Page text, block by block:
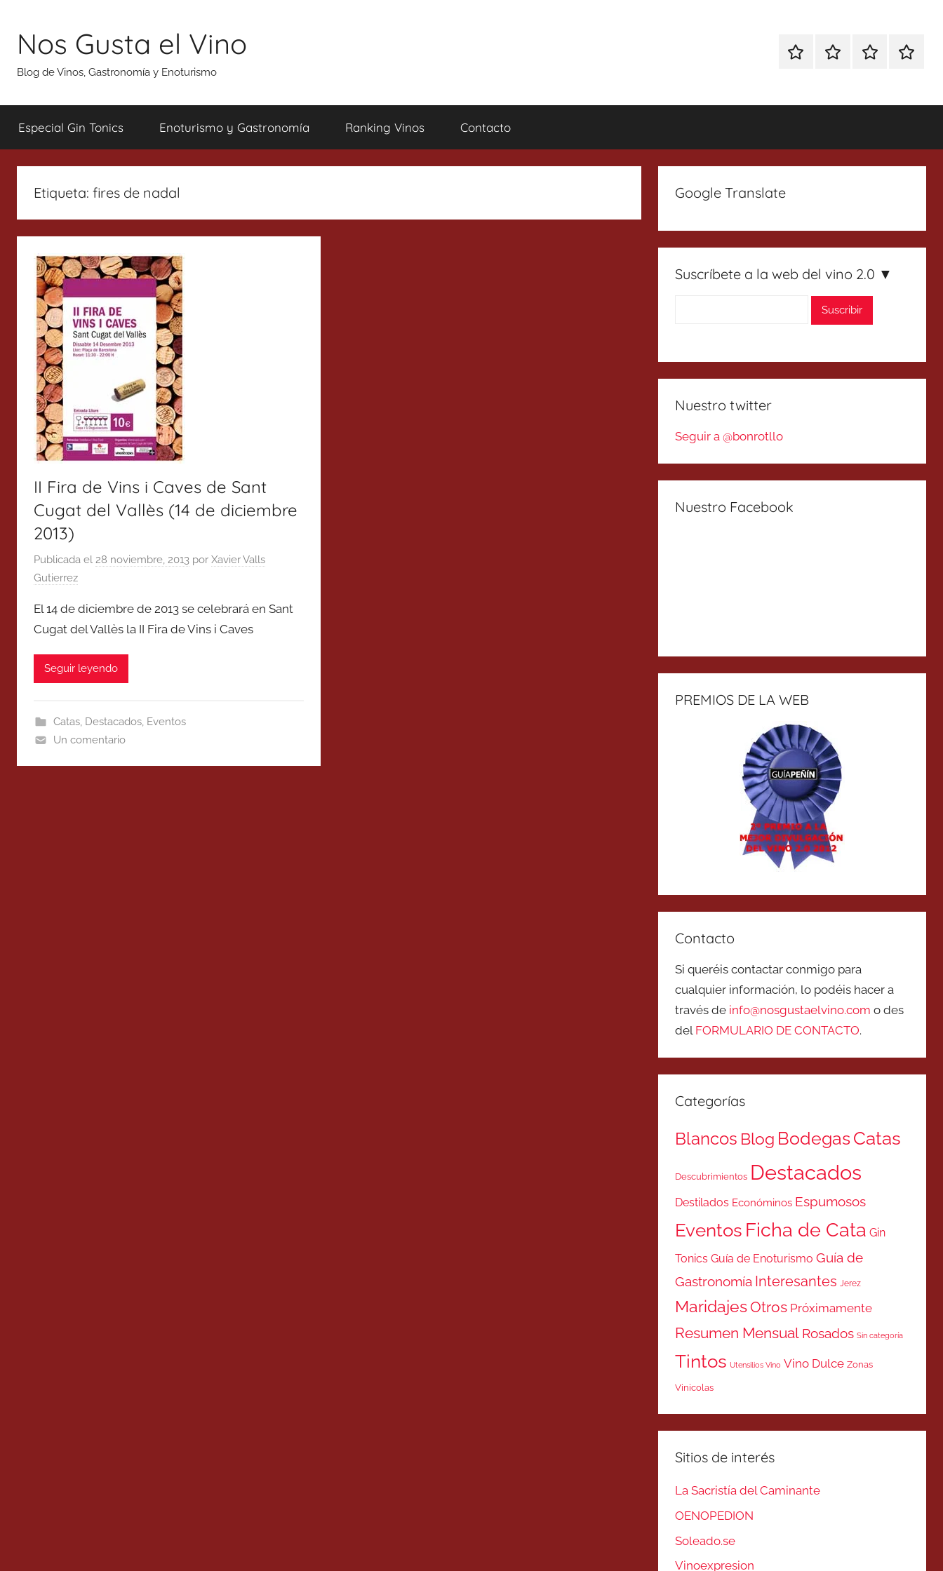
contenido
Nos Gusta el Vino
Blog de Vinos, Gastronomía y Enoturismo
EspecialEnoturismoRanking
Especial Gin Tonics Enoturismo y Gastronomía Ranking Vinos Contacto
Etiqueta: fires de nadal
II Fira de Vins i Caves de Sant
Cugat del Vallès (14 de diciembre
2013)
Publicada el 28 noviembre, 2013 por Xavier Valls
Gutierrez
El 14 de diciembre de 2013 se celebrará en Sant
Cugat del Vallès la II Fira de Vins i Caves
Seguir leyendo
Catas, Destacados, Eventos
Un comentario
Google Translate
Suscríbete a la web del vino 2.0 ▼
Nuestro twitter
Seguir a @bonrotllo
Nuestro Facebook
PREMIOS DE LA WEB
Contacto
Si queréis contactar conmigo para
cualquier información, lo podéis hacer a
través de info@nosgustaelvino.com o des
del FORMULARIO DE CONTACTO.
Categorías
Blancos Blog BodegasCatas
Descubrimientos Destacados
Destilados Económinos Espumosos
Eventos Ficha de Cata Gin
Tonics Guía de Enoturismo Guía de
Gastronomía Interesantes Jerez
MaridajesOtros Próximamente
Resumen Mensual Rosados Sin categoría
Tintos Utensilios Vino Vino Dulce Zonas
Vinicolas
Sitios de interés
La Sacristía del Caminante
OENOPEDION
Soleado.se
Vinoexpresion